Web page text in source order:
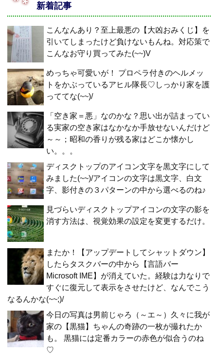
新着記事
こんなんあり？至上最悪の【大凶おみくじ】を
引いてしまったけど負けないもんね。対応策で
こんなお守り買ってみた(~~)V
めっちゃ可愛いが！ プロペラ付きのヘルメッ
トをかぶっているアヒル隊長♡しっかり家を護
っててな(~~)/
「空き家＝悪」なのかな？思い出が詰まってい
る実家の空き家はなかなか手放せないんだけど
～～；昭和の香りが残る家はどこか懐かし
い。。。
ディスクトップのアイコン文字を黒文字にして
みました(~~)/アイコンの文字は黒文字、白文
字、影付きの３パターンの中から選べるのね♪
見づらいディスクトップアイコンの文字の影を
消す方法は、視覚効果の設定を変更するだけ。
またか！【アップデートしてシャットダウン】
したらタスクバーの中から【言語バー
Microsoft IME】が消えていた。経験は力なりで
すぐに復元して表示をさせたけど、なんでこう
なるんかな(~~;)/
今日の写真は男前じゃろ（～エ～）久々に我が
家の【黒猫】ちゃんの奇跡の一枚が撮れたか
も。 黒猫には定番カラーの赤色が似合うのね
♡